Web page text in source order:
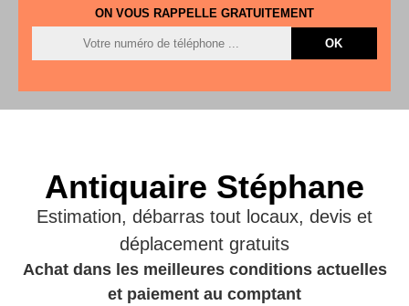
ON VOUS RAPPELLE GRATUITEMENT
Antiquaire Stéphane
Estimation, débarras tout locaux, devis et
déplacement gratuits
Achat dans les meilleures conditions actuelles
et paiement au comptant